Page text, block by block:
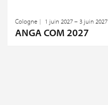
Cologne 1 juin 2027 – 3 juin 2027
ANGA COM 2027